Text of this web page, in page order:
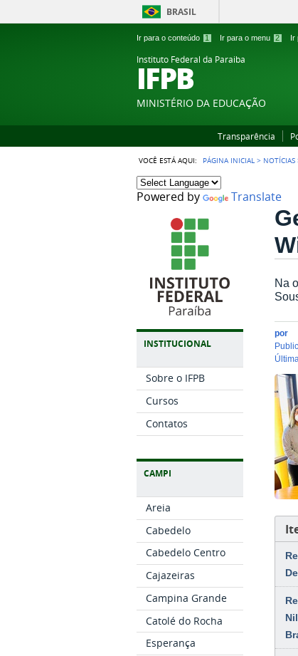
BRASIL
Ir para o conteúdo 1 Ir para o menu 2 Ir
Instituto Federal da Paraiba
IFPB
MINISTÉRIO DA EDUCAÇÃO
Transparência
VOCÊ ESTÁ AQUI: PÁGINA INICIAL > NOTÍCIAS
Powered by Translate
INSTITUCIONAL
Sobre o IFPB
Cursos
Contatos
CAMPI
Areia
Cabedelo
Cabedelo Centro
Cajazeiras
Campina Grande
Catolé do Rocha
Esperança
Na
por